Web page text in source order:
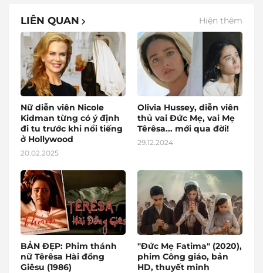
LIÊN QUAN Hiện thêm
Nữ diễn viên Nicole
Kidman từng có ý định
đi tu trước khi nổi tiếng
ở Hollywood
20.02.2025
Olivia Hussey, diễn viên
thủ vai Đức Mẹ, vai Mẹ
Têrêsa... mới qua đời!
29.12.2024
BẢN ĐẸP: Phim thánh
nữ Têrêsa Hài đồng
Giêsu (1986)
"Đức Mẹ Fatima" (2020),
phim Công giáo, bản
HD, thuyết minh